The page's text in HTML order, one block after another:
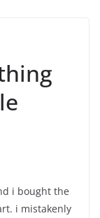
i bought the
i mistakenly